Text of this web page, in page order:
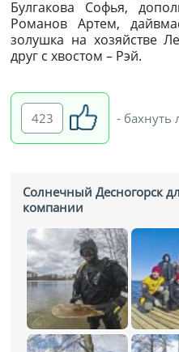
Булгакова Софья,
Романов Артем,
золушка на хозяйстве
друг с хвостом – Рэй.
423 - бахнуть
Солнечный Десногорск
компании